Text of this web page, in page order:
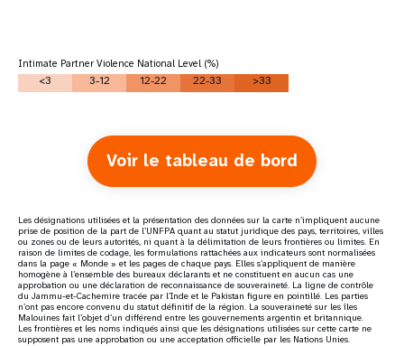
Intimate Partner Violence National Level (%)
<3 3-12 12-22 22-33 >33
Voir le tableau de bord
Les désignations utilisées et la présentation des données sur la carte n’impliquent aucune
prise de position de la part de l’UNFPA quant au statut juridique des pays, territoires, villes
ou zones ou de leurs autorités, ni quant à la délimitation de leurs frontières ou limites. En
raison de limites de codage, les formulations rattachées aux indicateurs sont normalisées
dans la page « Monde » et les pages de chaque pays. Elles s’appliquent de manière
homogène à l’ensemble des bureaux déclarants et ne constituent en aucun cas une
approbation ou une déclaration de reconnaissance de souveraineté. La ligne de contrôle
du Jammu-et-Cachemire tracée par l’Inde et le Pakistan figure en pointillé. Les parties
n’ont pas encore convenu du statut définitif de la région. La souveraineté sur les îles
Malouines fait l’objet d’un différend entre les gouvernements argentin et britannique.
Les frontières et les noms indiqués ainsi que les désignations utilisées sur cette carte ne
supposent pas une approbation ou une acceptation officielle par les Nations Unies.